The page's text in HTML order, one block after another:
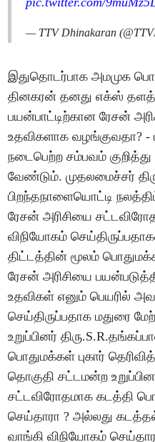
— TTV Dhinakaran
இதுதொடர்பாக அமமுக
தினகரன் தனது எக்ஸ்
பயன்பாட்டிற்கான ரேசன்
உதவிகளாக வழங்குவதா? -
நடைபெற்ற சம்பவம்
வேண்டும். முதலமைச்சர்
பிறந்தநாளையொட்டி
ரேசன் அரிசியை
விநியோகம்
திட்டத்தின் மூலம்
ரேசன் அரிசியை
உதவிகள் எனும் பெயரில்
செய்திருப்பதாக மதுரை
உறுப்பினர்
பொதுமக்கள் புகார்
தொகுதி சட்டமன்ற
சட்டவிரோதமாக கடத்தி
செய்தாரா ? அல்லது கடத்தல்
வாங்கி விநியோகம்